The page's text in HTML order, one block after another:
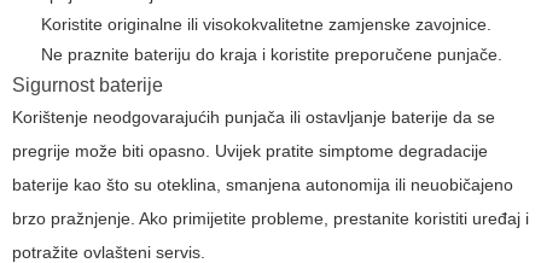
Koristite originalne ili visokokvalitetne zamjenske zavojnice.
Ne praznite bateriju do kraja i koristite preporučene punjače.
Sigurnost baterije
Korištenje neodgovarajućih punjača ili ostavljanje baterije da se
pregrije može biti opasno. Uvijek pratite simptome degradacije
baterije kao što su oteklina, smanjena autonomija ili neuobičajeno
brzo pražnjenje. Ako primijetite probleme, prestanite koristiti uređaj i
potražite ovlašteni servis.